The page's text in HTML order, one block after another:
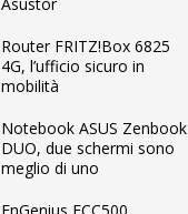
Router FRITZ!Box 6825
4G, l’ufficio sicuro in
mobilità
Notebook ASUS Zenbook
DUO, due schermi sono
meglio di uno